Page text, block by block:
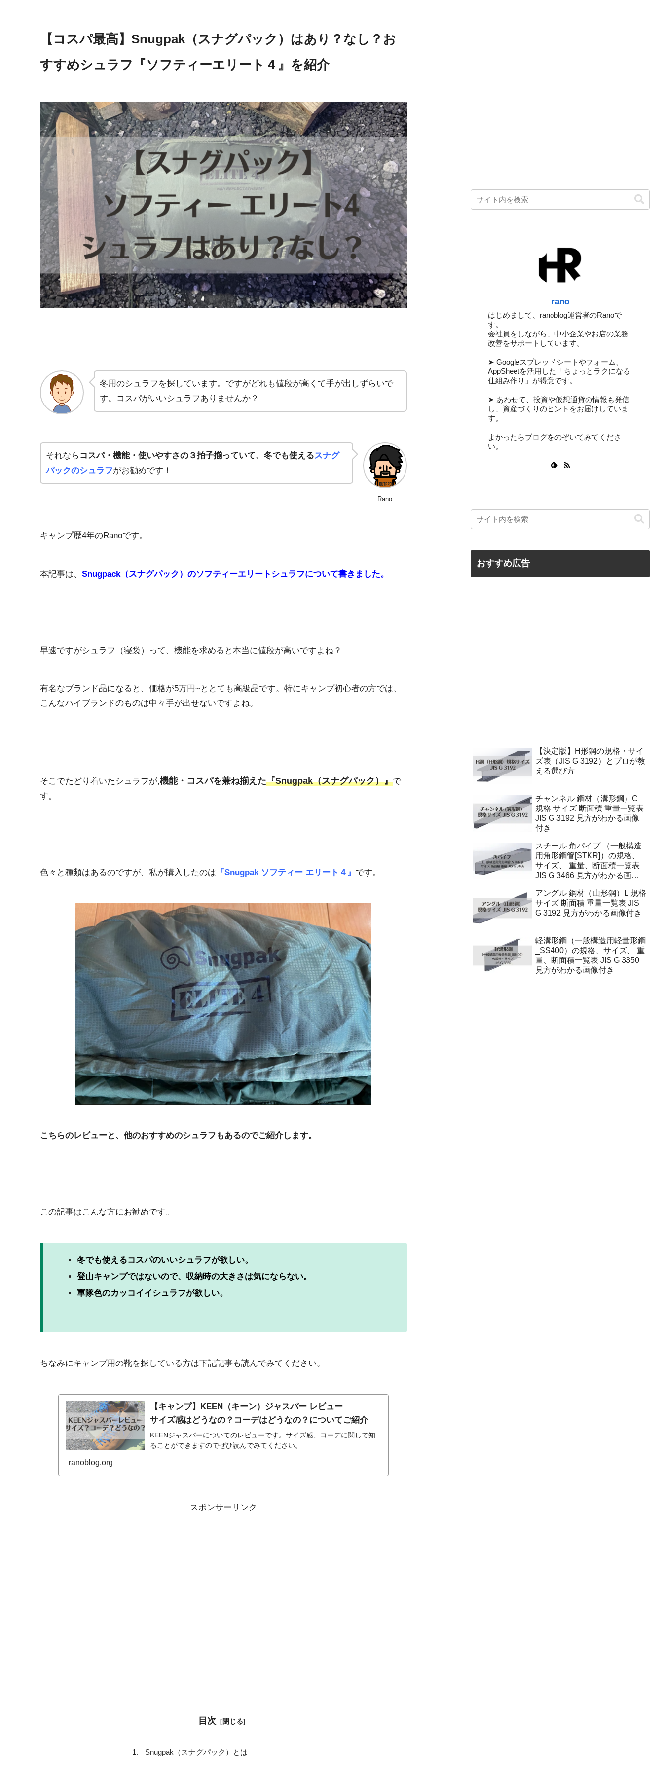
【コスパ最高】Snugpak（スナグパック）はあり？なし？お
すすめシュラフ『ソフティーエリート４』を紹介
冬用のシュラフを探しています。ですがどれも値段が高くて手が出しずらいで
す。コスパがいいシュラフありませんか？
Rano
それなら コスパ・機能・使いやすさの３拍子揃っていて、冬でも使えるスナグ
パックのシュラフがお勧めです！
キャンプ歴4年のRanoです。
本記事は、 Snugpack（スナグパック）のソフティーエリートシュラフについて書きました。
早速ですがシュラフ（寝袋）って、機能を求めると本当に値段が高いですよね？
有名なブランド品になると、価格が5万円~ととても高級品です。特にキャンプ初心者の方では、
こんなハイブランドのものは中々手が出せないですよね。
そこでたどり着いたシュラフが,機能・コスパを兼ね揃えた『Snugpak（スナグパック）』で
す。
色々と種類はあるのですが、私が購入したのは 『Snugpak ソフティー エリート４』 です。
こちらのレビューと、他のおすすめのシュラフもあるのでご紹介します。
この記事はこんな方にお勧めです。
冬でも使えるコスパのいいシュラフが欲しい。
登山キャンプではないので、収納時の大きさは気にならない。
軍隊色のカッコイイシュラフが欲しい。
ちなみにキャンプ用の靴を探している方は下記記事も読んでみてください。
【キャンプ】KEEN（キーン）ジャスパー レビュー
サイズ感はどうなの？コーデはどうなの？についてご紹介
KEENジャスパーについてのレビューです。サイズ感、コーデに関して知
ることができますのでぜひ読んでみてください。
ranoblog.org
スポンサーリンク
目次
Snugpak（スナグパック）とは
rano
はじめまして、ranoblog運営者のRanoで
す。
会社員をしながら、中小企業やお店の業務
改善をサポートしています。
➤ Googleスプレッドシートやフォーム、
AppSheetを活用した「ちょっとラクになる
仕組み作り」が得意です。
➤ あわせて、投資や仮想通貨の情報も発信
し、資産づくりのヒントをお届けしていま
す。
よかったらブログをのぞいてみてくださ
い。
おすすめ広告
【決定版】H形鋼の規格・サイ
ズ表（JIS G 3192）とプロが教
える選び方
チャンネル 鋼材（溝形鋼）C
規格 サイズ 断面積 重量一覧表
JIS G 3192 見方がわかる画像
付き
スチール 角パイプ （一般構造
用角形鋼管[STKR]）の規格、
サイズ、 重量、断面積一覧表
JIS G 3466 見方がわかる画像
アングル 鋼材（山形鋼）Ⅼ 規格
サイズ 断面積 重量一覧表 JIS
G 3192 見方がわかる画像付き
軽溝形鋼（一般構造用軽量形鋼
_SS400）の規格、サイズ、 重
量、断面積一覧表 JIS G 3350
見方がわかる画像付き